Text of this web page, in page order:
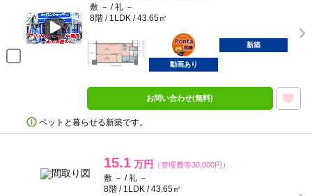
敷 － / 礼 －
8階 / 1LDK / 43.65㎡
ポンタ
部屋
新築
動画あり
お問い合わせ(無料)
ペットと暮らせる新築です。
15.1 万円 （管理費等30,000円）
敷 － / 礼 －
8階 / 1LDK / 43.65㎡